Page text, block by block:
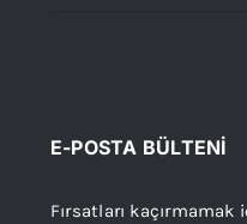
E-POSTA BÜLTENİ
Fırsatları